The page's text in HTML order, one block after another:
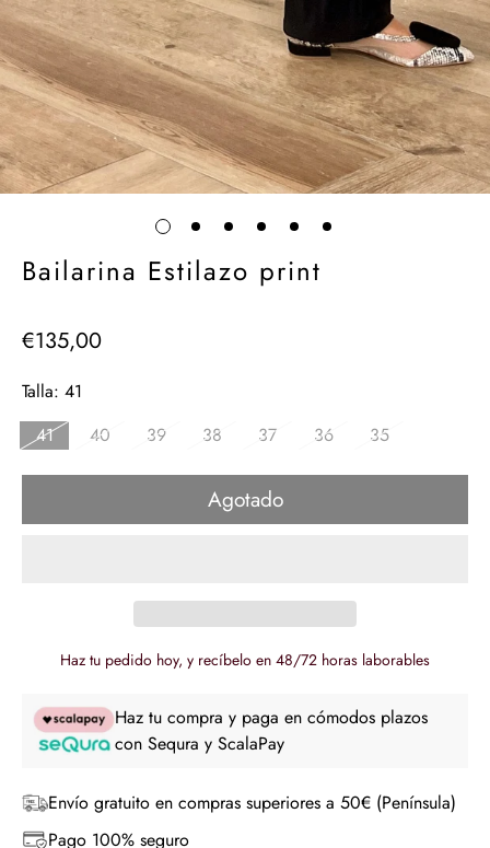
Bailarina Estilazo print
Precio
€135,00
Talla: 41
41
40 39 38 37 36 35
Agotado
Haz tu pedido hoy, y recíbelo en 48/72 horas laborables
Haz tu compra y paga en cómodos plazos
con Sequra y ScalaPay
Envío gratuito en compras superiores a 50€ (Península)
Pago 100% seguro